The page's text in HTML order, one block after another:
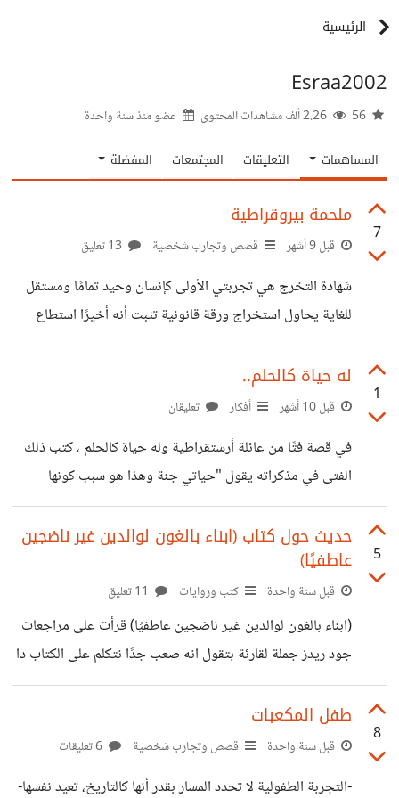
الرئيسية
Esraa2002
عضو منذسنة واحدة
المساهمات التعليقات المجتمعات المفضلة
7
ملحمة بيروقراطية
قبل 9 أشهر قصص وتجارب شخصية
شهادة التخرج هي تجربتي الأولى كإنسان وحيد تمامًا ومستقل
للغاية يحاول استخراج ورقة قانونية تثبت أنه أخيرًا استطاع
الخروج من عبودية سنواته التعليمية ملحمة مكتملة الأركان،
قابلت فيها مدام عنايات في الدور التالت، التي نصحتني بالذهاب
لأستاذ علاء الفي الرابع والذي لم ولن أجده ابدًا في حياتي ..
وعن أن الفاتورة غير صالحة وعن وعن.. حتى شعرت بذنب تجاه
ولادتي ومجيئي للعالم.. امتعاضات اخرى بأنني حمقاء حقًا
لاستخدامي الدفع الالكتروني وأنها مصيبة
1
له حياة كالحلم..
قبل 10 أشهر أفكار تعليقان
في قصة فتًا من عائلة أرستقراطية وله حياة كالحلم ، كتب ذلك
الفتى في مذكراته يقول "حياتي جنة وهذا هو سبب كونها
كابوسًا، أحسد الأيتام و الفقراء و البؤساء، أبطال رواياتي ومنابع
الحكمة في كل ركن من مكتبتي .. ما ينقصني في حياتي هو أن
ينقصها شيء .. يخيل لي انني لست بشريًا إذ لا وجود لحياة
كخاصتي .. أنا بشري أشبه بيتوبيا في كون جرائدها مملة للغاية و
في كونها غير موجودة أبدًا.."
5
حديث حول كتاب (ابناء بالغون لوالدين غير ناضجين
عاطفيًا)
قبل سنة واحدة كتب وروايات
(ابناء بالغون لوالدين غير ناضجين عاطفيًا) قرأت على مراجعات
جود ريدز جملة لقارئة بتقول انه صعب جدًا نتكلم على الكتاب دا
من غير ميبقى الموضوع شخصي.. الكتاب دا فتحته في وقت
حزين جدًا، وقت كنت ساخطة فيه على كل الحصل في حياتي..
في لحظات كتير مرت عليا، كان عدم التفهم والابتعاد العاطفي هو
8
طفل المكعبات
قبل سنة واحدة قصص وتجارب شخصية
-التجربة الطفولية لا تحدد المسار بقدر أنها كالتاريخ، تعيد نفسها-